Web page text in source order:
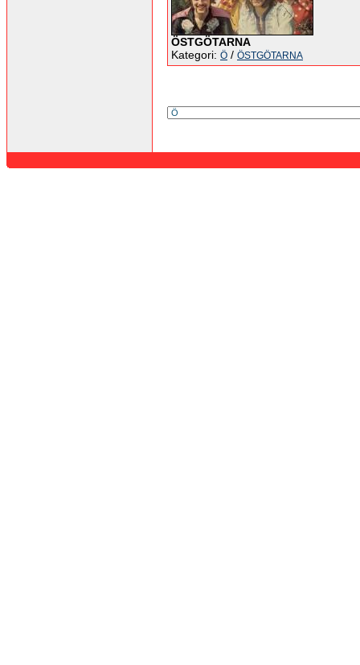
ÖSTGÖTARNA
Kategori: Ö / ÖSTGÖTARNA